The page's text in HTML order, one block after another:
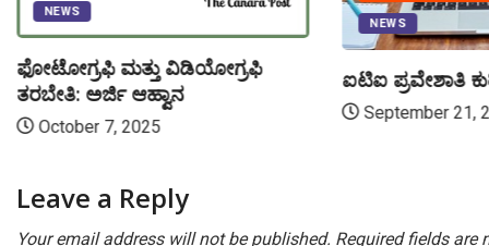
NEWS
ಫೋಟೋಗ್ರಫಿ ಮತ್ತು ವಿಡಿಯೋಗ್ರಫಿ
ತರಬೇತಿ: ಅರ್ಜಿ ಆಹ್ವಾನ
October 7, 2025
NEWS
ಐಟಿಐ ಪ್ರವೇಶಾತಿ
September 21,
Leave a Reply
Your email address will not be published. Required fields are